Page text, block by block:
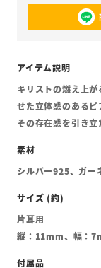
キリストの燃え上
せた立体感のある
その存在感を引き立
シルバー925、ガー
片耳用
縦：11mm、幅：